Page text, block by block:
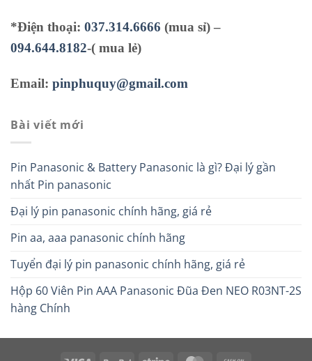
*Điện thoại: 037.314.6666 (mua sỉ) –
094.644.8182-( mua lẻ)
Email: pinphuquy@gmail.com
Bài viết mới
Pin Panasonic & Battery Panasonic là gì? Đại lý gần
nhất Pin panasonic
Đại lý pin panasonic chính hãng, giá rẻ
Pin aa, aaa panasonic chính hãng
Tuyển đại lý pin panasonic chính hãng, giá rẻ
Hộp 60 Viên Pin AAA Panasonic Đũa Đen NEO R03NT-2S
hàng Chính